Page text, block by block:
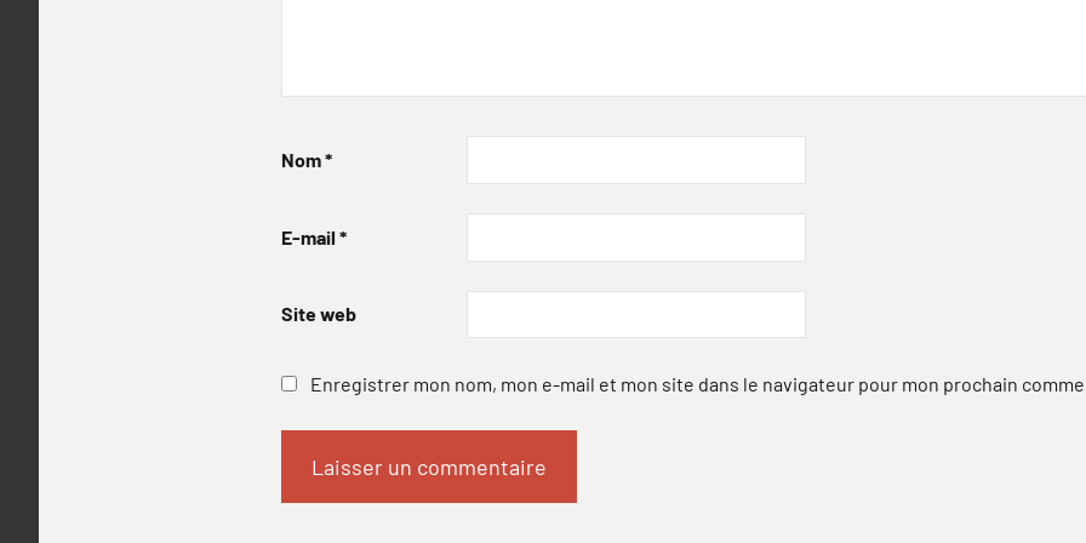
Nom*
E-mail *
Site web
Enregistrer mon nom, mon e-mail et mon site dans le navigateur pour mon prochain